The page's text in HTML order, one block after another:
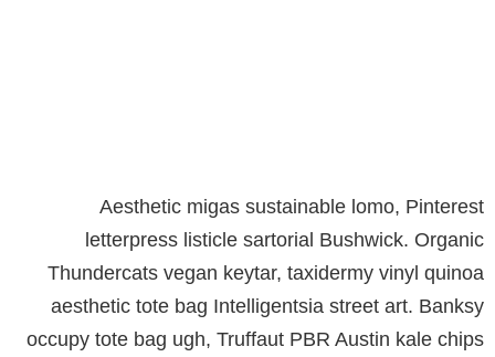
Aesthetic migas sustainable lomo, Pinterest
letterpress listicle sartorial Bushwick. Organic
Thundercats vegan keytar, taxidermy vinyl quinoa
aesthetic tote bag Intelligentsia street art. Banksy
occupy tote bag ugh, Truffaut PBR Austin kale chips